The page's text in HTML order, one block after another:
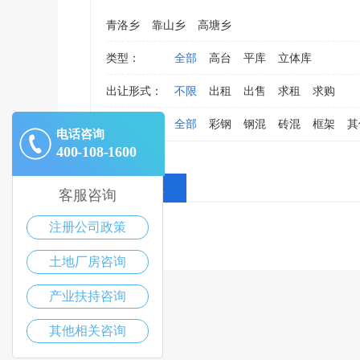
青洛乡 靠山乡 高塘乡
类型： 全部 高台 平库 立体库
出让形式： 不限 出租 出售 求租 求购
全部 彩钢 钢混 砖混 框架
全部消息
电话咨询
400-108-1600
客服咨询
注册公司政策
土地厂房咨询
产业扶持咨询
其他相关咨询